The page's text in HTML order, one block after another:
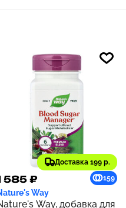
Доставка 199 р.
585 ₽ 159
Way
Way, добавка для